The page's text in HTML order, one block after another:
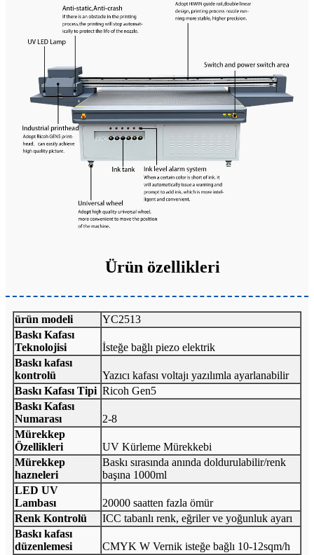
Ürün özellikleri
ürün modeli
YC2513
Baskı Kafası
Teknolojisi
İsteğe bağlı piezo elektrik
Baskı kafası
kontrolü
Yazıcı kafası voltajı yazılımla ayarlanabilir
Baskı Kafası Tipi Ricoh Gen5
Baskı Kafası
Numarası
2-8
Mürekkep
Özellikleri
UV Kürleme Mürekkebi
Mürekkep
hazneleri
Baskı sırasında anında doldurulabilir/renk
başına 1000ml
LED UV
Lambası
20000 saatten fazla ömür
Renk Kontrolü
ICC tabanlı renk, eğriler ve yoğunluk ayarı
Baskı kafası
düzenlemesi
CMYK W Vernik isteğe bağlı 10-12sqm/h